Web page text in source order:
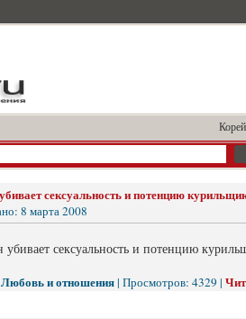
сексуальность и потенцию
8 марта 2008
Любовь и отношения| Просмотров: 4329 |